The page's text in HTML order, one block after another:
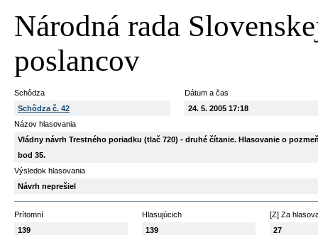
Národná rada
poslancov
Schôdza
Schôdza č. 42
Dátum a čas
24. 5. 2005 17:18
Názov hlasovania
Vládny návrh Trestného poriadku (tlač 720) - druhé čítanie. Hlasovanie o
bod 35.
Výsledok hlasovania
Návrh neprešiel
Prítomní
139
Hlasujúcich
139
[Z] Za
27